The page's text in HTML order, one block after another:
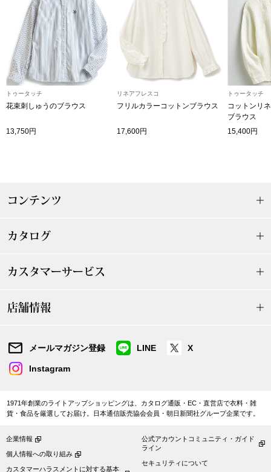
すべて見る
ア
プ
ス
和装小物
その他
その他
ザ･ノース･フ
ヘリーハンセン
カンタベリー
【特集】Travel
【特集】
トゥータッチ
花束刺しゅうのブラウス
13,750円
リネアフレスコ
フリルカラーコットンブラウス
17,600円
トゥータッチ
コットンリ
ブラウス
15,400円
コンテンツ
カタログ
カスタマーサービス
店舗情報
メールマガジン登録 LINE X
Instagram
1971年創業のライトアップショッピングは、カタログ通販・EC・直営店で衣料・雑
貨・食品を厳選してお届け。日本通信販売協会会員・朝日新聞社グループ企業です。
企業情報
個人情報への取り組み
カスタマーハラスメントに対する基本
公式アカウントコミュニティ・ガイド
ライン
セキュリティについて